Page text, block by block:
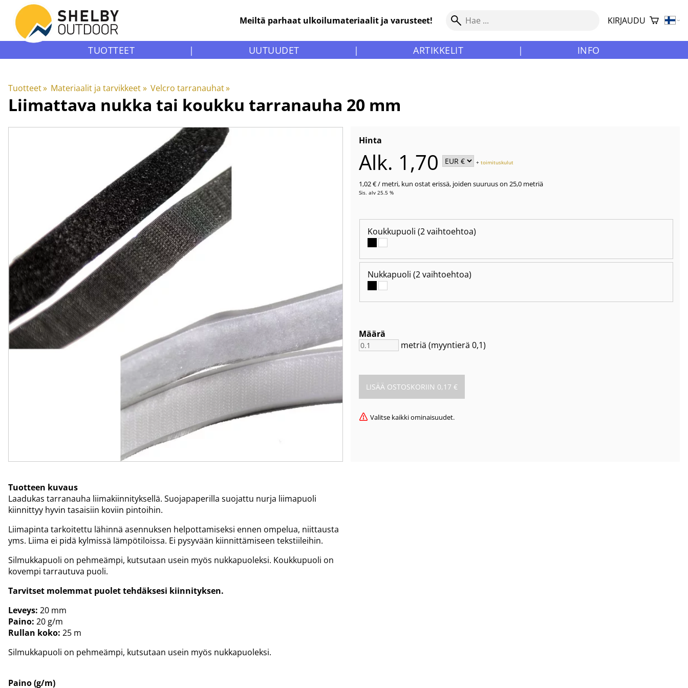
Meiltä parhaat ulkoilumateriaalit ja varusteet! KIRJAUDU
TUOTTEET | UUTUUDET | ARTIKKELIT | INFO
Tuotteet‪» Materiaalit ja tarvikkeet‪» Velcro tarranauhat‪»
Liimattava nukka tai koukku tarranauha 20 mm
Hinta
Alk. 1,70 +toimituskulut
1,02 €/ metri, kun ostat erissä, joiden suuruus on 25,0 metriä
Sis. alv 25.5 %
Koukkupuoli (2 vaihtoehtoa)
Nukkapuoli (2 vaihtoehtoa)
Määrä
metriä (myyntierä0,1)
Valitse kaikki ominaisuudet.
Tuotteen kuvaus
Laadukas tarranauha liimakiinnityksellä. Suojapaperilla suojattu nurja liimapuoli
kiinnittyy hyvin tasaisiin koviin pintoihin.
Liimapinta tarkoitettu lähinnä asennuksen helpottamiseksi ennen ompelua, niittausta
yms. Liima ei pidä kylmissä lämpötiloissa. Ei pysyvään kiinnittämiseen tekstiileihin.
Silmukkapuoli on pehmeämpi, kutsutaan usein myös nukkapuoleksi. Koukkupuoli on
kovempi tarrautuva puoli.
Tarvitset molemmat puolet tehdäksesi kiinnityksen.
Leveys: 20 mm
Paino: 20 g/m
Rullan koko: 25 m
Silmukkapuoli on pehmeämpi, kutsutaan usein myös nukkapuoleksi.
Paino (g/m)